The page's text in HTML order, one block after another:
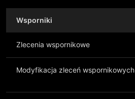
Wsporniki
Zlecenia wspornikowe
Modyfikacja zleceń wspornikowych